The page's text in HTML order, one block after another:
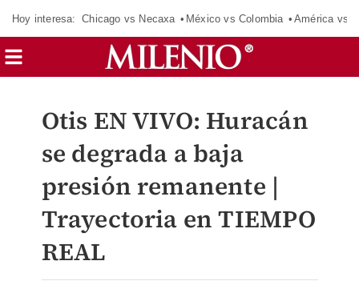
Hoy interesa: Chicago vs Necaxa México vs Colombia América vs
Otis EN VIVO: Huracán
se degrada a baja
presión remanente |
Trayectoria en TIEMPO
REAL